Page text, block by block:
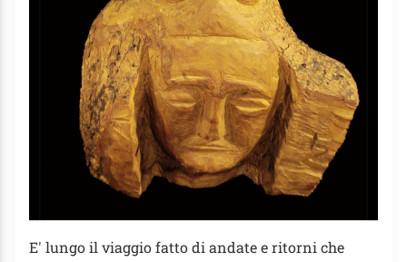
E' lungo il viaggio fatto di andate e ritorni che